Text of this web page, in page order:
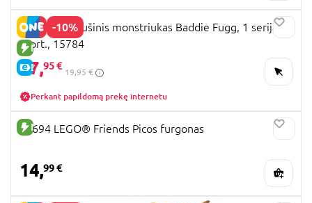
-10%
NAUJA PREKĖ
E-KAINA
FUGGLER pliušinis monstriukas Baddie Fugg, 1 serija,
asort., 15784
17,95 €
19,95 €
Perkant papildomą prekę internetu
NAUJA PREKĖ
42694 LEGO® Friends Picos furgonas
14,99 €